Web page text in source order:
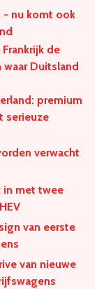
- nu komt ook
de
Duitsland
premium
serieuze
verwacht
in met twee
van eerste
van nieuwe